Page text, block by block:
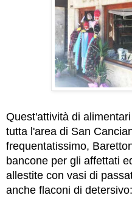
Quest'attività di
tutta l'area di San
frequentatissimo,
bancone per gli affettati
allestite con vasi di
anche flaconi di